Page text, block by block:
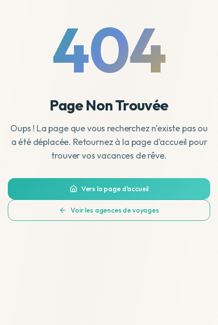
404
Page Non Trouvée
Oups ! La page que vous recherchez n'existe pas ou
a été déplacée. Retournez à la page d'accueil pour
trouver vos vacances de rêve.
Vers la page d'accueil
Voir les agences de voyages